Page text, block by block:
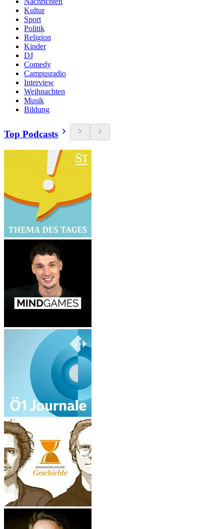
Kultur
Sport
Politik
Religion
Kinder
DJ
Comedy
Campusradio
Interview
Weihnachten
Musik
Bildung
Top Podcasts